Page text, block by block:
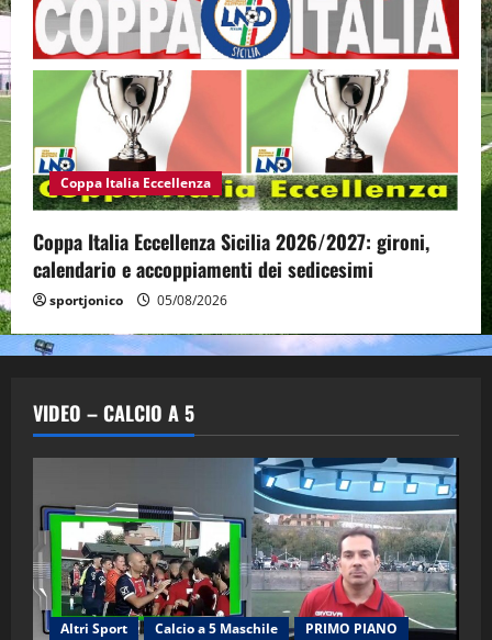
Coppa Italia Eccellenza
Coppa Italia Eccellenza Sicilia 2026/2027: gironi,
calendario e accoppiamenti dei sedicesimi
sportjonico 05/08/2026
VIDEO – CALCIO A 5
Altri Sport Calcio a 5 Maschile
PRIMO PIANO